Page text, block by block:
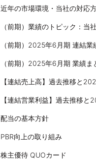
近年の市場環境・当社の対応
（前期）業績のトピック：当
（前期）2025年6月期 連結業
（前期）2025年6月期 業績ま
【連結売上高】過去推移と
【連結営業利益】過去推移と
配当の基本方針
PBR向上の取り組み
株主優待 QUOカード